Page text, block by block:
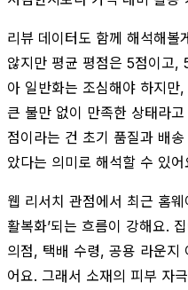
리뷰 데이터도 함께 해석해볼
않지만 평균 평점은 5점이고
아 일반화는 조심해야 하지만
큰 불만 없이 만족한 상태라
점이라는 건 초기 품질과 배
았다는 의미로 해석할 수 있어
웹 리서치 관점에서 최근 홈
활복화’되는 흐름이 강해요.
의점, 택배 수령, 공용 라운지
어요. 그래서 소재의 피부 자